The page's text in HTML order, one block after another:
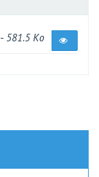
- 581.5 Ko